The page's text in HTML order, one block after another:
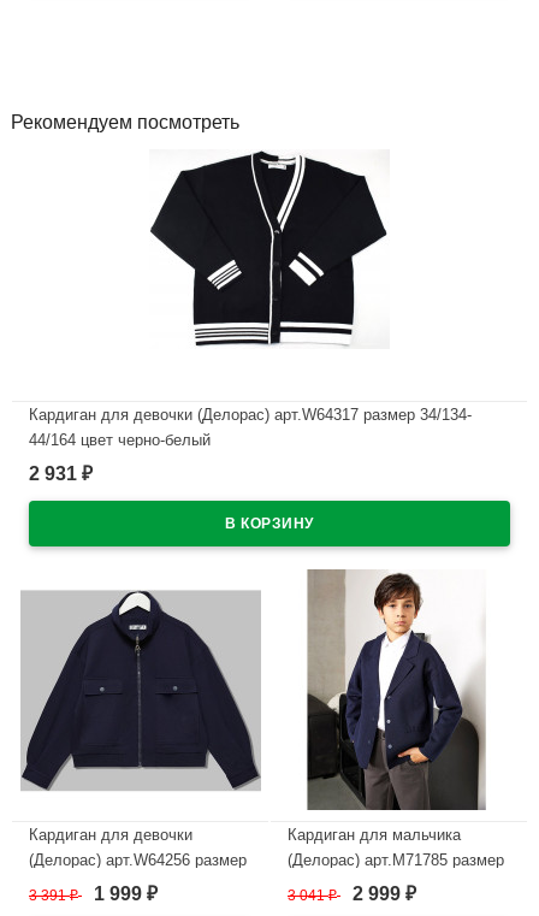
Рекомендуем посмотреть
Кардиган для девочки (Делорас) арт.W64317 размер 34/134-
44/164 цвет черно-белый
В наличии
2 931 ₽
Кардиган для девочки
(Делорас) арт.W64256 размер
40/152-44/164 цвет синий
3 391₽ 1 999 ₽
Кардиган для мальчика
(Делорас) арт.M71785 размер
34/134-44/164 цвет синий
3 041₽ 2 999 ₽